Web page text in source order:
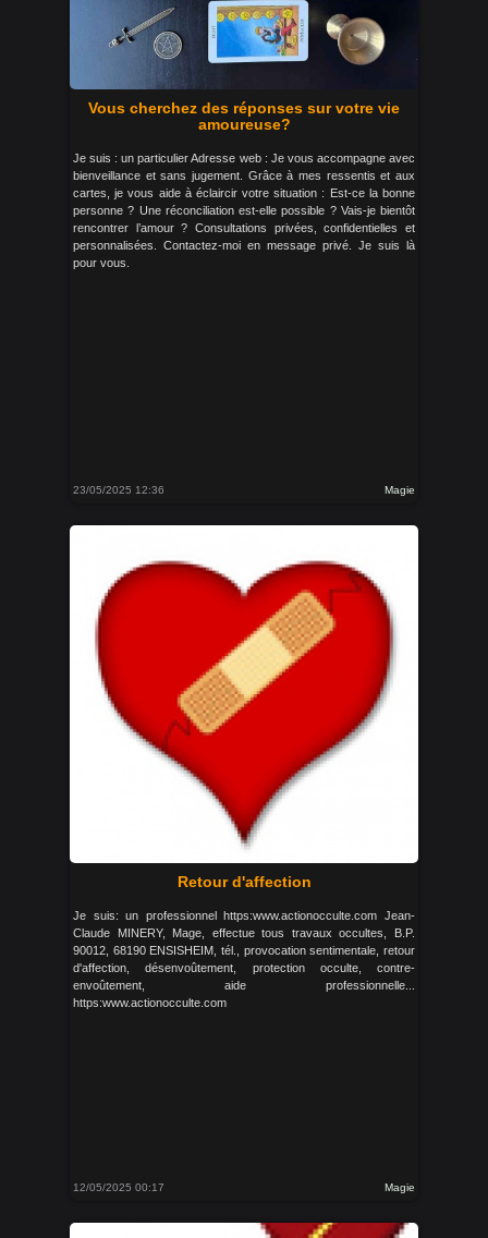
Vous cherchez des réponses sur votre vie
amoureuse?
Je suis : un particulier Adresse web : Je vous accompagne avec
bienveillance et sans jugement. Grâce à mes ressentis et aux
cartes, je vous aide à éclaircir votre situation : Est-ce la bonne
personne ? Une réconciliation est-elle possible ? Vais-je bientôt
rencontrer l’amour ? Consultations privées, confidentielles et
personnalisées. Contactez-moi en message privé. Je suis là
pour vous.
23/05/2025 12:36 Magie
Retour d'affection
Je suis: un professionnel https:www.actionocculte.com Jean-
Claude MINERY, Mage, effectue tous travaux occultes, B.P.
90012, 68190 ENSISHEIM, tél., provocation sentimentale, retour
d'affection, désenvoûtement, protection occulte, contre-
envoûtement, aide professionnelle...
https:www.actionocculte.com
12/05/2025 00:17 Magie